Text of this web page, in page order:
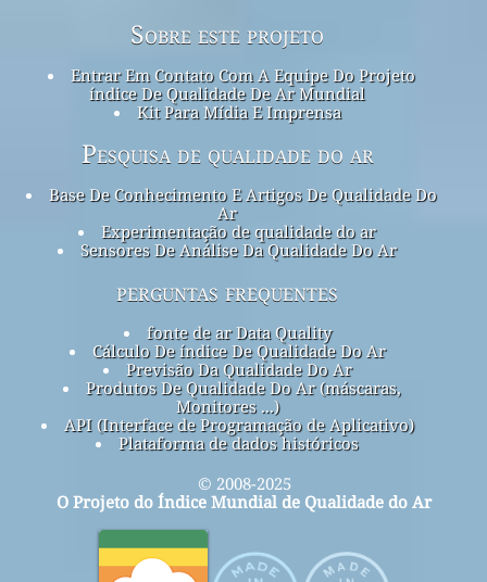
Sobre este projeto
Entrar Em Contato Com A Equipe Do Projeto
índice De Qualidade De Ar Mundial
Kit Para Mídia E Imprensa
Pesquisa de qualidade do ar
Base De Conhecimento E Artigos De Qualidade Do
Ar
Experimentação de qualidade do ar
Sensores De Análise Da Qualidade Do Ar
perguntas frequentes
fonte de ar Data Quality
Cálculo De índice De Qualidade Do Ar
Previsão Da Qualidade Do Ar
Produtos De Qualidade Do Ar (máscaras,
Monitores ...)
API (Interface de Programação de Aplicativo)
Plataforma de dados históricos
© 2008-2025
O Projeto do Índice Mundial de Qualidade do Ar